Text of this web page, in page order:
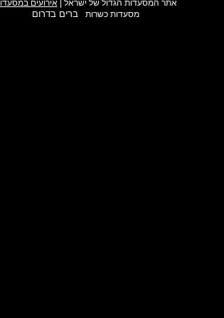
אתר המסעדות הגדול של ישראל |אירועים
מסעדות כשרות ·ברים בדרום